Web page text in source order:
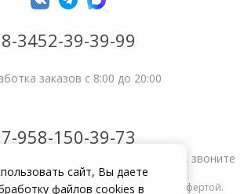
8-3452-39-39-99
заказов с 8:00 до 20:00
7-958-150-39-73
вопрос или возникла жалоба, звоните
zakrepi.ru не является публичной офертой.
сайт, Вы даете
файлов cookies в